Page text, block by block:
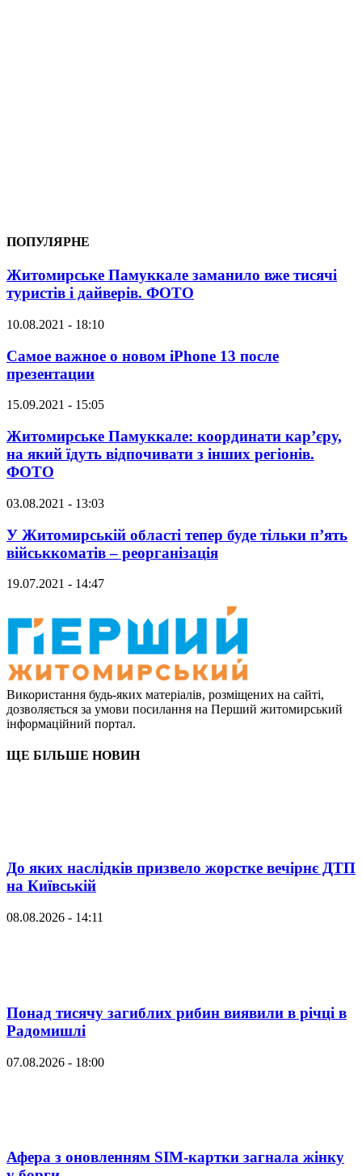
ПОПУЛЯРНЕ
Житомирське Памуккале заманило вже тисячі
туристів і дайверів. ФОТО
10.08.2021 - 18:10
Самое важное о новом iPhone 13 после
презентации
15.09.2021 - 15:05
Житомирське Памуккале: координати кар’єру,
на який їдуть відпочивати з інших регіонів.
ФОТО
03.08.2021 - 13:03
У Житомирській області тепер буде тільки п’ять
військкоматів – реорганізація
19.07.2021 - 14:47
Використання будь-яких матеріалів, розміщених на сайті,
дозволяється за умови посилання на Перший житомирський
інформаційний портал.
ЩЕ БІЛЬШЕ НОВИН
До яких наслідків призвело жорстке вечірнє ДТП
на Київській
08.08.2026 - 14:11
Понад тисячу загиблих рибин виявили в річці в
Радомишлі
07.08.2026 - 18:00
Афера з оновленням SIM-картки загнала жінку